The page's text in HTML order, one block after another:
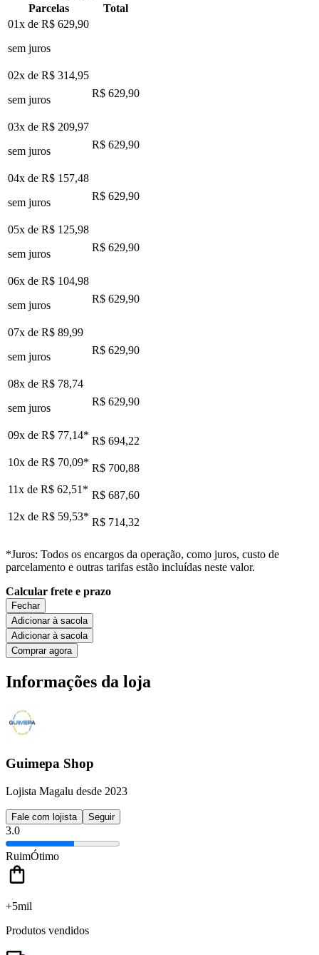
Parcelas
Total
01x de R$ 629,90
sem juros
02x de R$ 314,95
sem juros
R$ 629,90
03x de R$ 209,97
sem juros
R$ 629,90
04x de R$ 157,48
sem juros
R$ 629,90
05x de R$ 125,98
sem juros
R$ 629,90
06x de R$ 104,98
sem juros
R$ 629,90
07x de R$ 89,99
sem juros
R$ 629,90
08x de R$ 78,74
sem juros
R$ 629,90
09x de R$ 77,14* R$ 694,22
10x de R$ 70,09* R$ 700,88
11x de R$ 62,51 * R$ 687,60
12x de R$ 59,53* R$ 714,32
*Juros: Todos os encargos da operação, como juros, custo de
parcelamento e outras tarifas estão incluídas neste valor.
Calcular frete e prazo
Fechar
Adicionar à sacola
Adicionar à sacola
Comprar agora
Informações da loja
Guimepa Shop
Lojista Magalu desde 2023
Fale com lojista Seguir
3.0
RuimÓtimo
+5mil
Produtos vendidos